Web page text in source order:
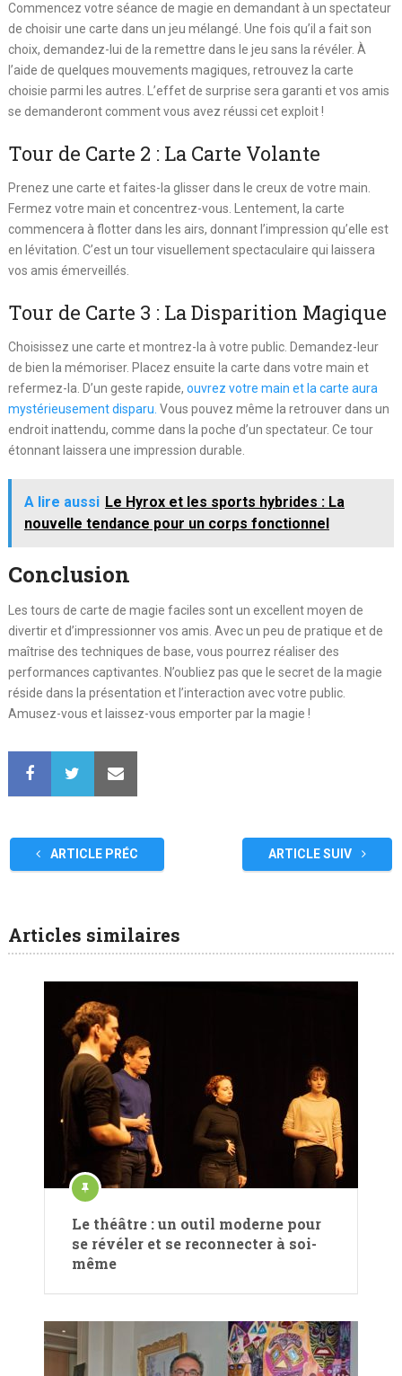
Commencez votre séance de magie en demandant à un spectateur
de choisir une carte dans un jeu mélangé. Une fois qu’il a fait son
choix, demandez-lui de la remettre dans le jeu sans la révéler. À
l’aide de quelques mouvements magiques, retrouvez la carte
choisie parmi les autres. L’effet de surprise sera garanti et vos amis
se demanderont comment vous avez réussi cet exploit !
Tour de Carte 2 : La Carte Volante
Prenez une carte et faites-la glisser dans le creux de votre main.
Fermez votre main et concentrez-vous. Lentement, la carte
commencera à flotter dans les airs, donnant l’impression qu’elle est
en lévitation. C’est un tour visuellement spectaculaire qui laissera
vos amis émerveillés.
Tour de Carte 3 : La Disparition Magique
Choisissez une carte et montrez-la à votre public. Demandez-leur
de bien la mémoriser. Placez ensuite la carte dans votre main et
refermez-la. D’un geste rapide, ouvrez votre main et la carte aura
mystérieusement disparu. Vous pouvez même la retrouver dans un
endroit inattendu, comme dans la poche d’un spectateur. Ce tour
étonnant laissera une impression durable.
A lire aussi Le Hyrox et les sports hybrides : La
nouvelle tendance pour un corps fonctionnel
Conclusion
Les tours de carte de magie faciles sont un excellent moyen de
divertir et d’impressionner vos amis. Avec un peu de pratique et de
maîtrise des techniques de base, vous pourrez réaliser des
performances captivantes. N’oubliez pas que le secret de la magie
réside dans la présentation et l’interaction avec votre public.
Amusez-vous et laissez-vous emporter par la magie !
ARTICLE PRÉC ARTICLE SUIV
Articles similaires
Le théâtre : un outil moderne pour
se révéler et se reconnecter à soi-
même